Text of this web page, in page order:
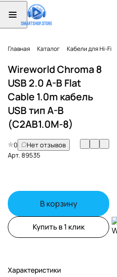
Главная Каталог Кабели для Hi-Fi
Wireworld Chroma 8
USB 2.0 A-B Flat
Cable 1.0m кабель
USB тип A-B
(C2AB1.0M-8)
0
Нет отзывов
Арт.89535
В корзину
Купить в 1 клик
Характеристики